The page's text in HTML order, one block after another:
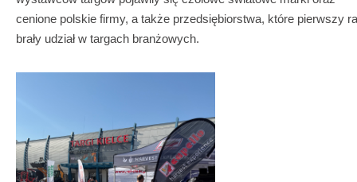
cenione polskie firmy, a także przedsiębiorstwa, które pierwszy
brały udział w targach branżowych.